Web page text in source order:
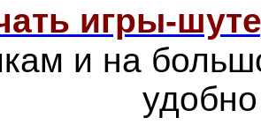
игры-
и на